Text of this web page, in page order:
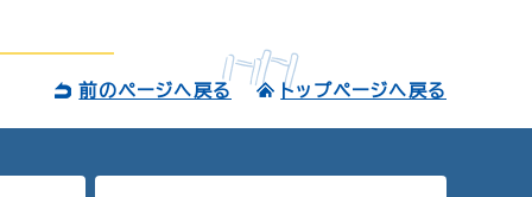
前のページへ戻る トップページへ戻る